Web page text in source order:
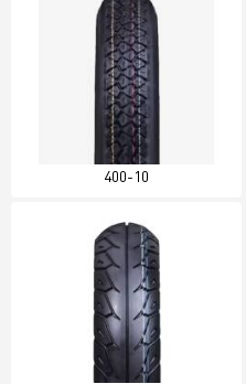
400-10